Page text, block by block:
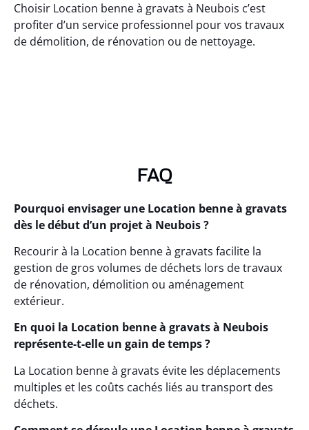
Choisir Location benne à gravats à Neubois c’est
profiter d’un service professionnel pour vos travaux
de démolition, de rénovation ou de nettoyage.
FAQ
Pourquoi envisager une Location benne à gravats
dès le début d’un projet à Neubois ?
Recourir à la Location benne à gravats facilite la
gestion de gros volumes de déchets lors de travaux
de rénovation, démolition ou aménagement
extérieur.
En quoi la Location benne à gravats à Neubois
représente-t-elle un gain de temps ?
La Location benne à gravats évite les déplacements
multiples et les coûts cachés liés au transport des
déchets.